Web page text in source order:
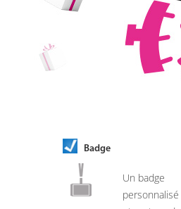
Badge
Un badge
personnalisé